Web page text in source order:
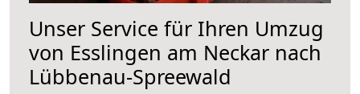
Unser Service für Ihren Umzug
von Esslingen am Neckar nach
Lübbenau-Spreewald